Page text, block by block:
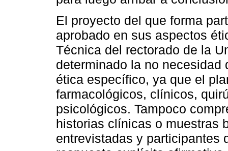
El proyecto del que forma
aprobado en sus aspectos
Técnica del rectorado de la
determinado la no
ética específico, ya que el
farmacológicos, clínicos,
psicológicos. Tampoco
historias clínicas o muestras
entrevistadas y participantes